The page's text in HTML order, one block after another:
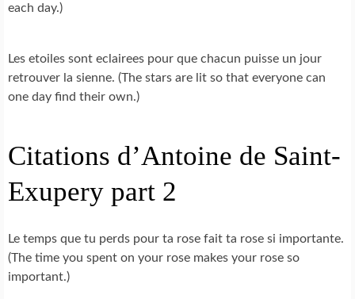
each day.)
Les etoiles sont eclairees pour que chacun puisse un jour
retrouver la sienne. (The stars are lit so that everyone can
one day find their own.)
Citations d’Antoine de Saint-
Exupery part 2
Le temps que tu perds pour ta rose fait ta rose si importante.
(The time you spent on your rose makes your rose so
important.)